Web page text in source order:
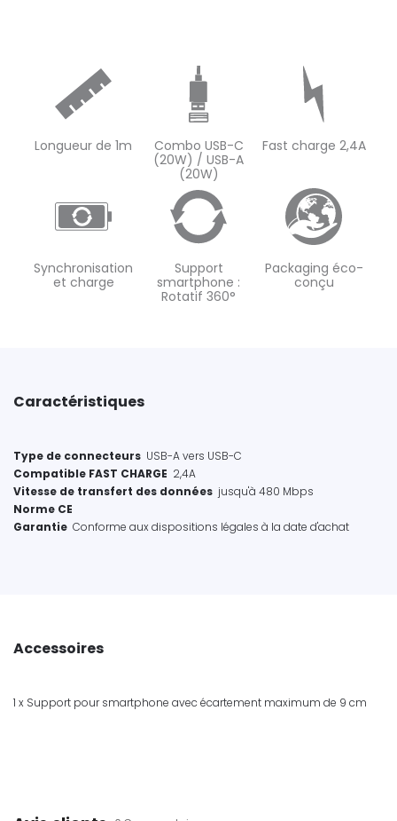
Longueur de 1m
Combo USB-C
(20W) / USB-A
(20W)
Fast charge 2,4A
Synchronisation
et charge
Support
smartphone :
Rotatif 360°
Packaging éco-
conçu
Caractéristiques
Type de connecteurs USB-A vers USB-C
Compatible FAST CHARGE 2,4A
Vitesse de transfert des données jusqu'à 480 Mbps
Norme CE
Garantie Conforme aux dispositions légales à la date d'achat
Accessoires
1 x Support pour smartphone avec écartement maximum de 9 cm